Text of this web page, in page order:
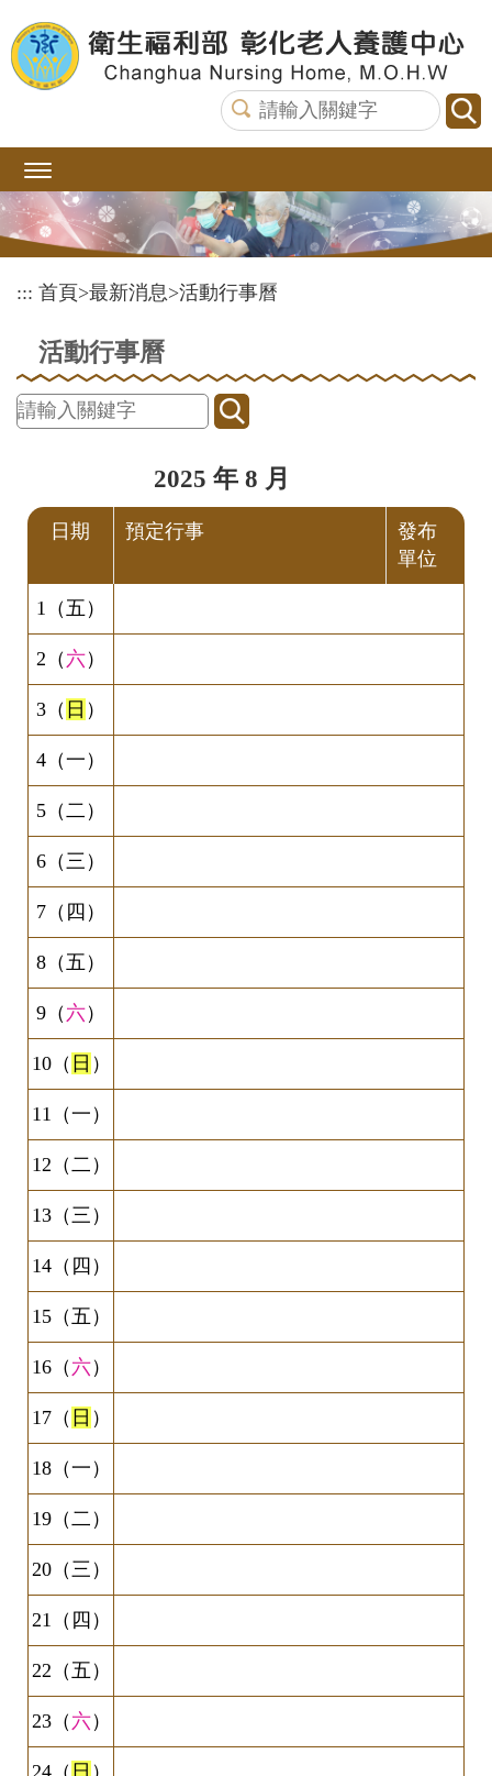
到
主
::: 首頁>最新消息>活動行事曆
活動行事曆
2025 年 8 月
日期 預定行事
發布
單位
1（五）
2（ 六）
3（ 日 ）
4（一）
5（二）
6（三）
7（四）
8（五）
9（ 六）
10（ 日 ）
11（一）
12（二）
13（三）
14（四）
15（五）
16（ 六）
17（ 日 ）
18（一）
19（二）
20（三）
21（四）
22（五）
23（ 六）
24（ 日 ）